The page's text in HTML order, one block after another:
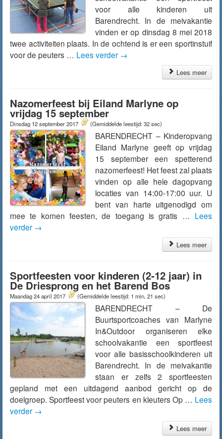
voor alle kinderen uit
Barendrecht. In de meivakantie
vinden er op dinsdag 8 mei 2018
twee activiteiten plaats. In de ochtend is er een sportinstuif
voor de peuters … Lees verder →
Lees meer
Nazomerfeest bij Eiland Marlyne op
vrijdag 15 september
Dinsdag 12 september 2017 (Gemiddelde leestijd: 32 sec)
BARENDRECHT – Kinderopvang
Eiland Marlyne geeft op vrijdag
15 september een spetterend
nazomerfeest! Het feest zal plaats
vinden op alle hele dagopvang
locaties van 14:00-17:00 uur. U
bent van harte uitgenodigd om
mee te komen feesten, de toegang is gratis … Lees
verder →
Lees meer
Sportfeesten voor kinderen (2-12 jaar) in
De Driesprong en het Barend Bos
Maandag 24 april 2017 (Gemiddelde leestijd: 1 min, 21 sec)
BARENDRECHT – De
Buurtsportcoaches van Marlyne
In&Outdoor organiseren elke
schoolvakantie een sportfeest
voor alle basisschoolkinderen uit
Barendrecht. In de meivakantie
staan er zelfs 2 sportfeesten
gepland met een uitdagend aanbod gericht op de
doelgroep. Sportfeest voor peuters en kleuters Op … Lees
verder →
Lees meer